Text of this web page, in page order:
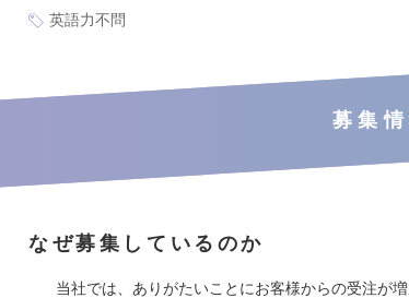
英語力不問
募集情
なぜ募集しているのか
当社では、ありがたいことにお客様からの受注が